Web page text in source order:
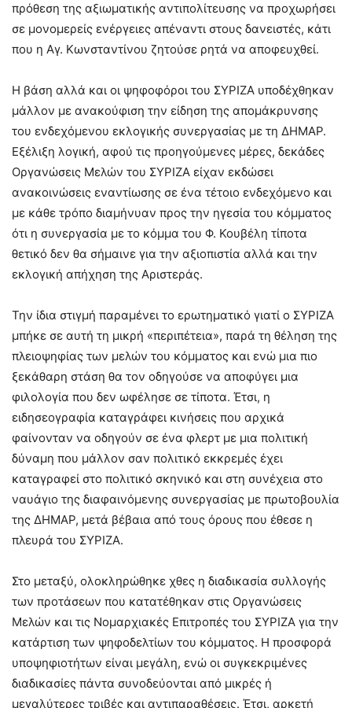
πρόθεση της αξιωματικής αντιπολίτευσης να προχωρήσει
σε μονομερείς ενέργειες απέναντι στους δανειστές, κάτι
που η Αγ. Κωνσταντίνου ζητούσε ρητά να αποφευχθεί.
Η βάση αλλά και οι ψηφοφόροι του ΣΥΡΙΖΑ υποδέχθηκαν
μάλλον με ανακούφιση την είδηση της απομάκρυνσης
του ενδεχόμενου εκλογικής συνεργασίας με τη ΔΗΜΑΡ.
Εξέλιξη λογική, αφού τις προηγούμενες μέρες, δεκάδες
Οργανώσεις Μελών του ΣΥΡΙΖΑ είχαν εκδώσει
ανακοινώσεις εναντίωσης σε ένα τέτοιο ενδεχόμενο και
με κάθε τρόπο διαμήνυαν προς την ηγεσία του κόμματος
ότι η συνεργασία με το κόμμα του Φ. Κουβέλη τίποτα
θετικό δεν θα σήμαινε για την αξιοπιστία αλλά και την
εκλογική απήχηση της Αριστεράς.
Την ίδια στιγμή παραμένει το ερωτηματικό γιατί ο ΣΥΡΙΖΑ
μπήκε σε αυτή τη μικρή «περιπέτεια», παρά τη θέληση της
πλειοψηφίας των μελών του κόμματος και ενώ μια πιο
ξεκάθαρη στάση θα τον οδηγούσε να αποφύγει μια
φιλολογία που δεν ωφέλησε σε τίποτα. Έτσι, η
ειδησεογραφία καταγράφει κινήσεις που αρχικά
φαίνονταν να οδηγούν σε ένα φλερτ με μια πολιτική
δύναμη που μάλλον σαν πολιτικό εκκρεμές έχει
καταγραφεί στο πολιτικό σκηνικό και στη συνέχεια στο
ναυάγιο της διαφαινόμενης συνεργασίας με πρωτοβουλία
της ΔΗΜΑΡ, μετά βέβαια από τους όρους που έθεσε η
πλευρά του ΣΥΡΙΖΑ.
Στο μεταξύ, ολοκληρώθηκε χθες η διαδικασία συλλογής
των προτάσεων που κατατέθηκαν στις Οργανώσεις
Μελών και τις Νομαρχιακές Επιτροπές του ΣΥΡΙΖΑ για την
κατάρτιση των ψηφοδελτίων του κόμματος. Η προσφορά
υποψηφιοτήτων είναι μεγάλη, ενώ οι συγκεκριμένες
διαδικασίες πάντα συνοδεύονται από μικρές ή
μεγαλύτερες τριβές και αντιπαραθέσεις. Έτσι, αρκετή